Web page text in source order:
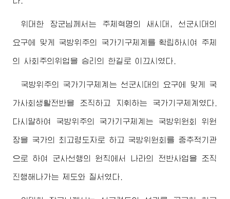
위대한 장군님 께서는 주체혁명의 새시대, 선군시대의
요구에 맞게 국방위주의 국가기구체계를 확립하시여 주체
의 사회주의위업을 승리의 한길로 이끄시였다.
국방위주의 국가기구체계는 선군시대의 요구에 맞게 국
가사회생활전반을 조직하고 지휘하는 국가기구체계였다.
다시말하여 국방위주의 국가기구체계는 국방위원회 위원
장을 국가의 최고령도자로 하고 국방위원회를 중추적기관
으로 하여 군사선행의 원칙에서 나라의 전반사업을 조직
진행해나가는 제도와 질서였다.